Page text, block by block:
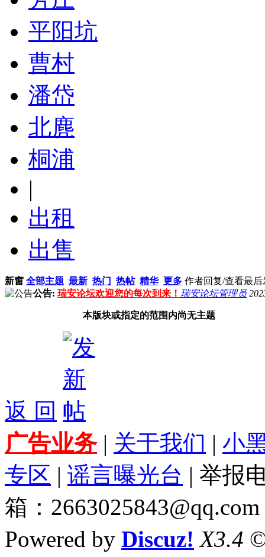
平阳坑
曹村
潘岱
北麂
桐浦
|
出租
出售
新窗 全部主题 最新 热门 热帖 精华 更多 作者回复/查看最后
公告: 瑞安论坛欢迎您的每次到来！ 瑞安论坛管理员
本版块或指定的范围内尚无主题
返 回
广告业务| 关于我们 | 小
专区 | 谣言曝光台 | 举报
箱：2663025843@qq.com
Powered by Discuz! X3.4